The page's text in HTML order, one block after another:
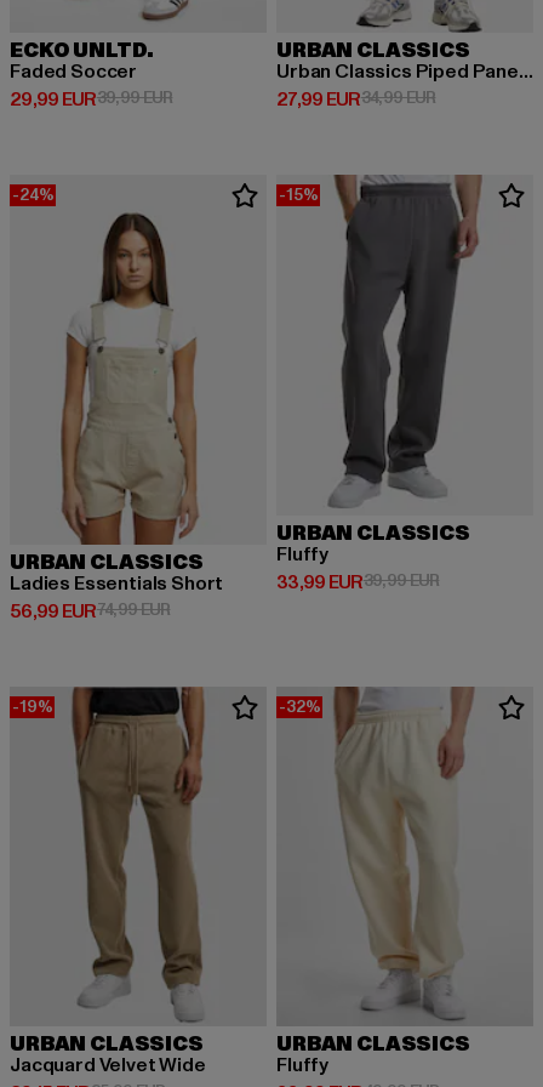
ECKO UNLTD.
Faded Soccer
29,99 EUR
Derzeitiger Preis: 29,99 EUR
39,99 EURAktionspreis: 39,99 EUR
URBAN CLASSICS
Urban Classics Piped Panel Trackshorts
27,99 EUR
Derzeitiger Preis: 27,99 EUR
34,99 EURAktionspreis:
-24%
URBAN CLASSICS
Ladies Essentials Short
56,99 EUR
Derzeitiger Preis: 56,99 EUR
74,99 EURAktionspreis: 74,99 EUR
-15%
URBAN CLASSICS
Fluffy
33,99 EUR
Derzeitiger Preis: 33,99 EUR
39,99 EURAktionspreis:
-19%
URBAN CLASSICS
Jacquard Velvet Wide
-32%
URBAN CLASSICS
Fluffy